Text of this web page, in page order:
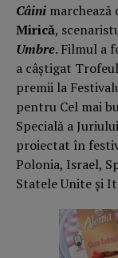
Câini
Mirică,
Umbre. Filmul a
a câștigat
premii la
pentru Cel mai
Specială a
proiectat în
Polonia, Israel,
Statele Unite și